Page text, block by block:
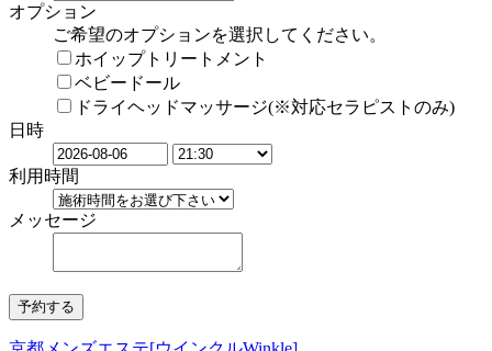
オプション
ご希望のオプションを選択してください。
ホイップトリートメント
ベビードール
ドライヘッドマッサージ(※対応セラピストのみ)
日時
利用時間
メッセージ